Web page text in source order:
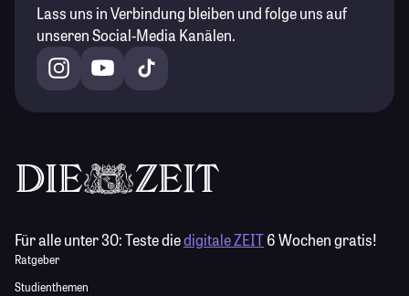
Lass uns in Verbindung bleiben und folge uns auf
unseren Social-Media Kanälen.
Für alle unter 30:Teste diedigitale ZEIT6 Wochen gratis!
Ratgeber
Studienthemen